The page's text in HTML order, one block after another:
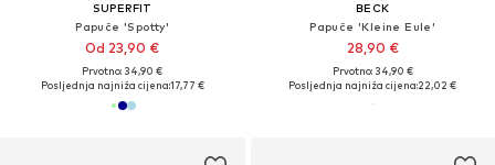
SUPERFIT
Papuče 'Spotty'
Od 23,90 €
Prvotno: 34,90 €
Posljednja najniža cijena:17,77 €
BECK
Papuče 'Kleine Eule'
28,90 €
Prvotno: 34,90 €
Posljednja najniža cijena:22,02 €